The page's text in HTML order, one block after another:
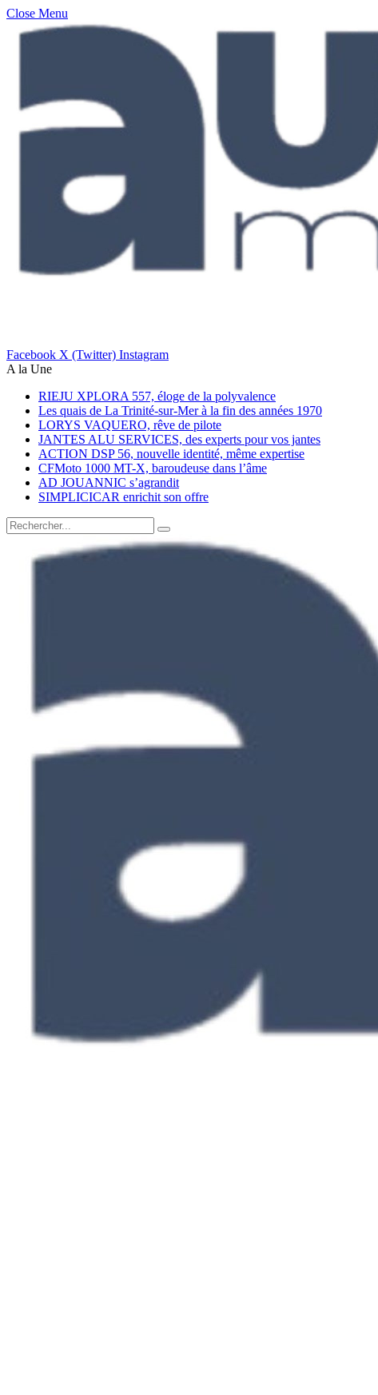
Close Menu
Facebook X (Twitter) Instagram
A la Une
RIEJU XPLORA 557, éloge de la polyvalence
Les quais de La Trinité-sur-Mer à la fin des années 1970
LORYS VAQUERO, rêve de pilote
JANTES ALU SERVICES, des experts pour vos jantes
ACTION DSP 56, nouvelle identité, même expertise
CFMoto 1000 MT-X, baroudeuse dans l’âme
AD JOUANNIC s’agrandit
SIMPLICICAR enrichit son offre